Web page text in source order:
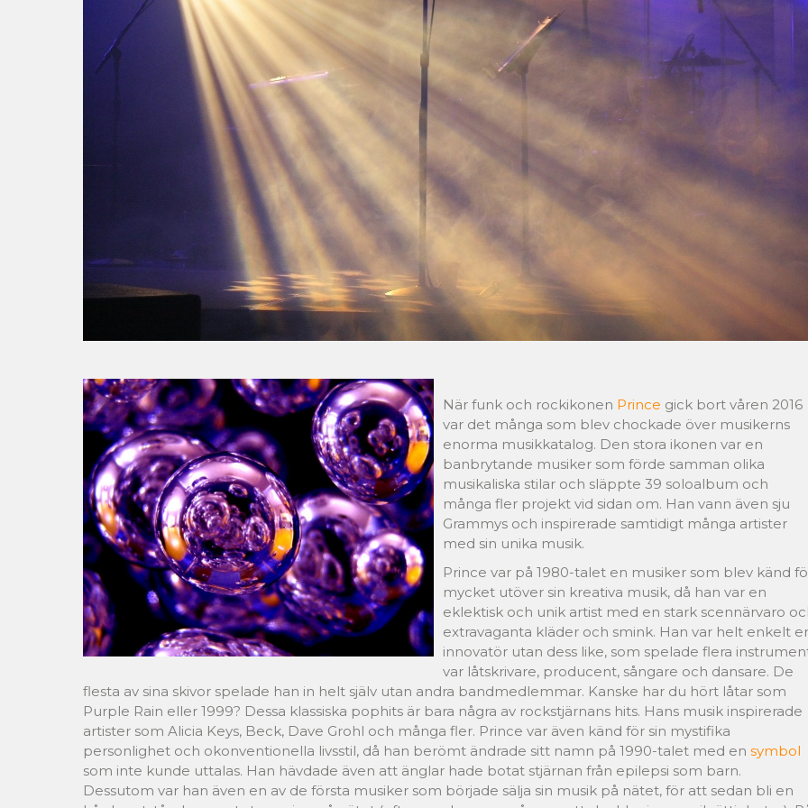
När funk och rockikonen Prince gick bort våren 2016
var det många som blev chockade över musikerns
enorma musikkatalog. Den stora ikonen var en
banbrytande musiker som förde samman olika
musikaliska stilar och släppte 39 soloalbum och
många fler projekt vid sidan om. Han vann även sju
Grammys och inspirerade samtidigt många artister
med sin unika musik.
Prince var på 1980-talet en musiker som blev känd
mycket utöver sin kreativa musik, då han var en
eklektisk och unik artist med en stark scennärvaro
extravaganta kläder och smink. Han var helt enkelt
innovatör utan dess like, som spelade flera
var låtskrivare, producent, sångare och dansare. De
flesta av sina skivor spelade han in helt själv utan andra bandmedlemmar. Kanske har du hört låtar som
Purple Rain eller 1999? Dessa klassiska pophits är bara några av rockstjärnans hits. Hans musik inspirerade
artister som Alicia Keys, Beck, Dave Grohl och många fler. Prince var även känd för sin mystifika
personlighet och okonventionella livsstil, då han berömt ändrade sitt namn på 1990-talet med en symbol
som inte kunde uttalas. Han hävdade även att änglar hade botat stjärnan från epilepsi som barn.
Dessutom var han även en av de första musiker som började sälja sin musik på nätet, för att sedan bli en